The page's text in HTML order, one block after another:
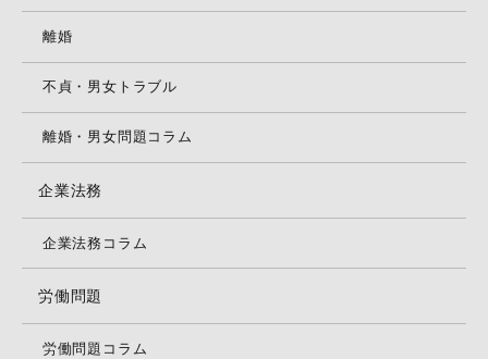
離婚
不貞・男女トラブル
離婚・男女問題コラム
企業法務
企業法務コラム
労働問題
労働問題コラム